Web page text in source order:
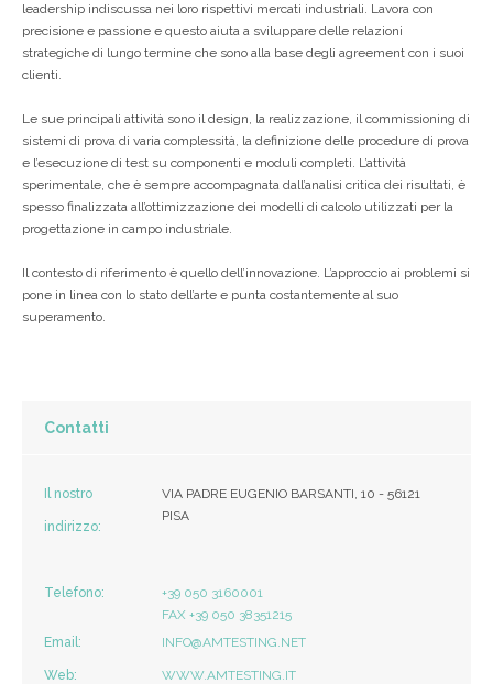
leadership indiscussa nei loro rispettivi mercati industriali. Lavora con
precisione e passione e questo aiuta a sviluppare delle relazioni
strategiche di lungo termine che sono alla base degli agreement con i suoi
clienti.
Le sue principali attività sono il design, la realizzazione, il commissioning di
sistemi di prova di varia complessità, la definizione delle procedure di prova
e l’esecuzione di test su componenti e moduli completi. L’attività
sperimentale, che è sempre accompagnata dall’analisi critica dei risultati, è
spesso finalizzata all’ottimizzazione dei modelli di calcolo utilizzati per la
progettazione in campo industriale.
Il contesto di riferimento è quello dell’innovazione. L’approccio ai problemi si
pone in linea con lo stato dell’arte e punta costantemente al suo
superamento.
Contatti
Il nostro
indirizzo:
VIA PADRE EUGENIO BARSANTI, 10 - 56121
PISA
Telefono:
+39 050 3160001
FAX +39 050 38351215
Email:
INFO@AMTESTING.NET
Web: WWW.AMTESTING.IT